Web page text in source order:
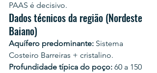
PAAS é decisivo.
Dados técnicos da região (Nordeste
Baiano)
Aquífero predominante: Sistema
Costeiro Barreiras + cristalino.
Profundidade típica do poço: 60 a 150